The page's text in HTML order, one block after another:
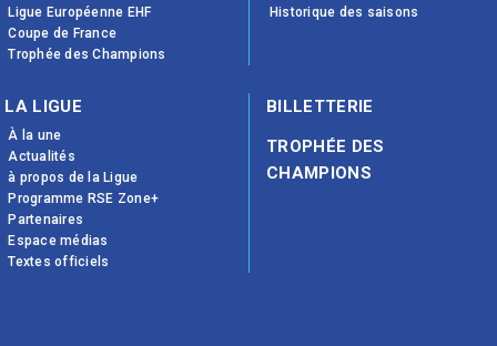
Ligue Européenne EHF
Coupe de France
Trophée des Champions
Historique des saisons
LA LIGUE
À la une
Actualités
à propos de la Ligue
Programme RSE Zone+
Partenaires
Espace médias
Textes officiels
BILLETTERIE
TROPHÉE DES
CHAMPIONS